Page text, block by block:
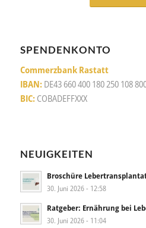
SPENDENKONTO
Commerzbank Rastatt
IBAN: DE43 660 400 180 250 108
BIC: COBADEFFXXX
NEUIGKEITEN
Broschüre
30. Juni 2026 - 12:58
Ratgeber: Ernährung bei
30. Juni 2026 - 11:04